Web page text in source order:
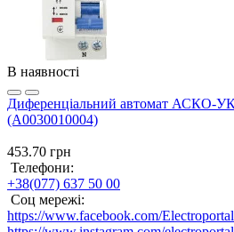
В наявності
Диференціальний автомат АСКО-
(A0030010004)
453.70 грн
Телефони:
+38(077) 637 50 00
Соц мережі:
https://www.facebook.com/